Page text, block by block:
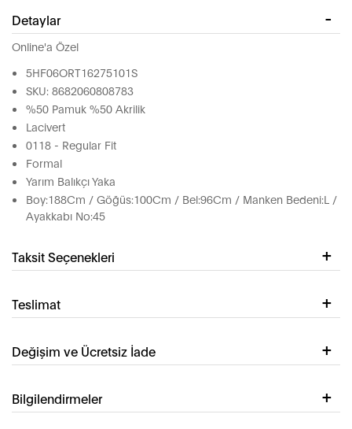
Detaylar
Online'a Özel
5HF06ORT16275101S
SKU: 8682060808783
%50 Pamuk %50 Akrilik
Lacivert
0118 - Regular Fit
Formal
Yarım Balıkçı Yaka
Boy:188Cm / Göğüs:100Cm / Bel:96Cm / Manken Bedeni:L /
Ayakkabı No:45
Taksit Seçenekleri
Teslimat
Değişim ve Ücretsiz İade
Bilgilendirmeler